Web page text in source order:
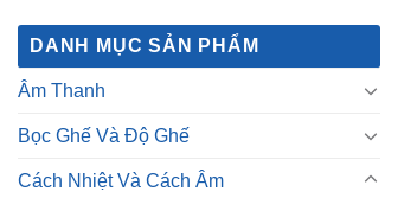
Cách Nhiệt Và Cách Âm
Cách âm chống ồn
Phim cách nhiệt 3M
Phim cách nhiệt Ceramax